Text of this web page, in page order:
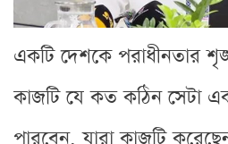
একটি দেশকে পরাধীনতার
কাজটি যে কত কঠিন সেটা